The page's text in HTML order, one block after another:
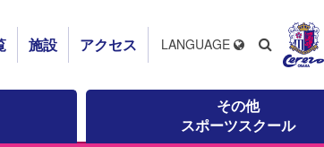
施設 アクセス
その他
スポーツスクール
LANGUAGE